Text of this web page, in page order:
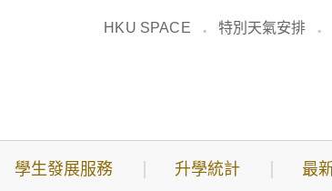
HKU SPACE 特別天氣安排
學生發展服務 升學統計 最